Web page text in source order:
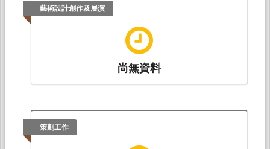
藝術設計創作及展演
尚無資料
策劃工作